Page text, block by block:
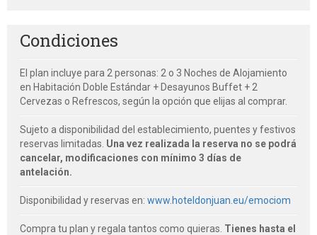
Condiciones
El plan incluye para 2 personas: 2 o 3 Noches de Alojamiento
en Habitación Doble Estándar + Desayunos Buffet + 2
Cervezas o Refrescos, según la opción que elijas al comprar.
Sujeto a disponibilidad del establecimiento, puentes y festivos
reservas limitadas. Una vez realizada la reserva no se podrá
cancelar, modificaciones con mínimo 3 días de
antelación.
Disponibilidad y reservas en: www.hoteldonjuan.eu/emociom
Compra tu plan y regala tantos como quieras. Tienes hasta el